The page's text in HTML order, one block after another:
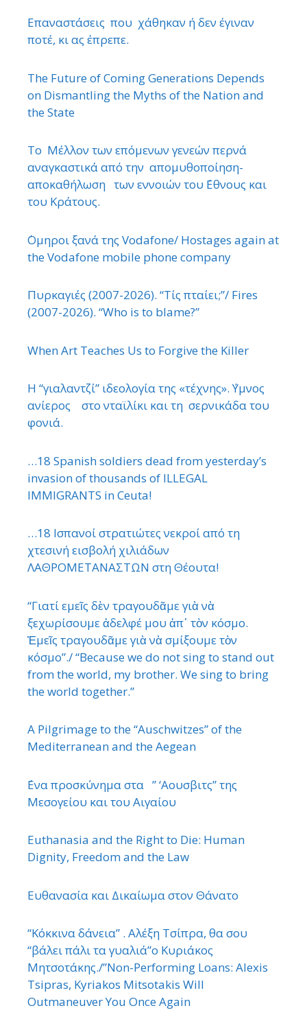
Επαναστάσεις που χάθηκαν ή δεν έγιναν
ποτέ, κι ας έπρεπε.
The Future of Coming Generations Depends
on Dismantling the Myths of the Nation and
the State
Το Μέλλον των επόμενων γενεών περνά
αναγκαστικά από την απομυθοποίηση-
αποκαθήλωση των εννοιών του ΄Εθνους και
του Κράτους.
΄Ομηροι ξανά της Vodafone/ Hostages again at
the Vodafone mobile phone company
Πυρκαγιές (2007-2026). “Τίς πταίει;”/ Fires
(2007-2026). “Who is to blame?”
When Art Teaches Us to Forgive the Killer
Η “γιαλαντζί” ιδεολογία της «τέχνης». ΄Υμνος
ανίερος στο νταϊλίκι και τη σερνικάδα του
φονιά.
…18 Spanish soldiers dead from yesterday’s
invasion of thousands of ILLEGAL
IMMIGRANTS in Ceuta!
…18 Ισπανοί στρατιώτες νεκροί από τη
χτεσινή εισβολή χιλιάδων
ΛΑΘΡΟΜΕΤΑΝΑΣΤΩΝ στη Θέουτα!
“Γιατί εμεῖς δὲν τραγουδᾶμε γιὰ νὰ
ξεχωρίσουμε ἀδελφέ μου ἀπ᾿ τὸν κόσμο.
Ἐμεῖς τραγουδᾶμε γιὰ νὰ σμίξουμε τὸν
κόσμο”./ “Because we do not sing to stand out
from the world, my brother. We sing to bring
the world together.”
A Pilgrimage to the “Auschwitzes” of the
Mediterranean and the Aegean
΄Ενα προσκύνημα στα ” ‘Αουσβιτς” της
Μεσογείου και του Αιγαίου
Euthanasia and the Right to Die: Human
Dignity, Freedom and the Law
Ευθανασία και Δικαίωμα στον Θάνατο
“Κόκκινα δάνεια” . Αλέξη Τσίπρα, θα σου
“βάλει πάλι τα γυαλιά”ο Κυριάκος
Μητσοτάκης./”Non-Performing Loans: Alexis
Tsipras, Kyriakos Mitsotakis Will
Outmaneuver You Once Again